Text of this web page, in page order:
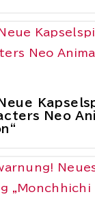
Neue
Neo